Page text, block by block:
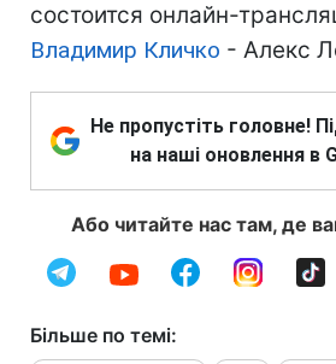
состоится онлайн-
Владимир Кличко - Алекс
Не пропустіть головне!
на наші оновлення в
Або читайте нас там, де
Більше по темі: